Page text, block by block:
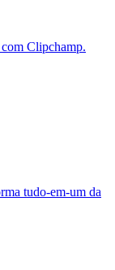
Clipchamp.
tudo-em-um da